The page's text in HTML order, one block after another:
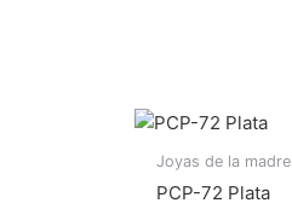
Joyas de la madre
PCP-72 Plata